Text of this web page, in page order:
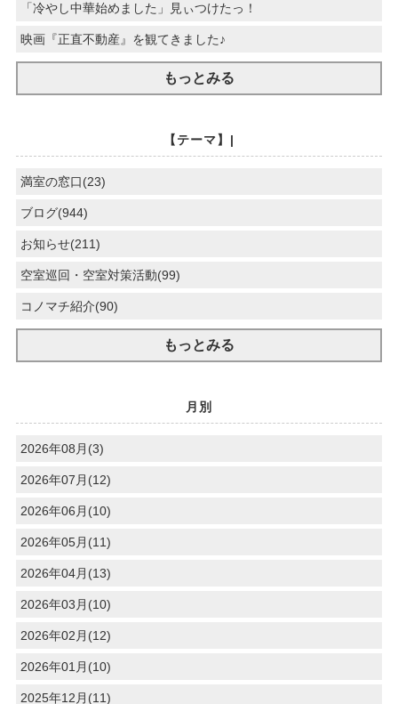
「冷やし中華始めました」見ぃつけたっ！
映画『正直不動産』を観てきました♪
もっとみる
【テーマ】|
満室の窓口(23)
ブログ(944)
お知らせ(211)
空室巡回・空室対策活動(99)
コノマチ紹介(90)
もっとみる
月別
2026年08月(3)
2026年07月(12)
2026年06月(10)
2026年05月(11)
2026年04月(13)
2026年03月(10)
2026年02月(12)
2026年01月(10)
2025年12月(11)